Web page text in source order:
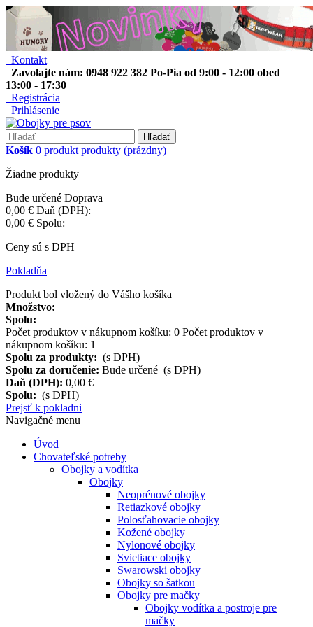
Kontakt
Zavolajte nám: 0948 922 382 Po-Pia od 9:00 - 12:00 obed
13:00 - 17:30
Registrácia
Prihlásenie
Hľadať
Košík 0 produkt produkty (prázdny)
Žiadne produkty
Bude určené Doprava
0,00 € Daň (DPH):
0,00 € Spolu:
Ceny sú s DPH
Pokladňa
Produkt bol vložený do Vášho košíka
Množstvo:
Spolu:
Počet produktov v nákupnom košíku: 0 Počet produktov v
nákupnom košíku: 1
Spolu za produkty: (s DPH)
Spolu za doručenie: Bude určené (s DPH)
Daň (DPH): 0,00 €
Spolu: (s DPH)
Prejsť k pokladni
Navigačné menu
Úvod
Chovateľské potreby
Obojky a vodítka
Obojky
Neoprénové obojky
Retiazkové obojky
Polosťahovacie obojky
Kožené obojky
Nylonové obojky
Svietiace obojky
Swarowski obojky
Obojky so šatkou
Obojky pre mačky
Obojky vodítka a postroje pre
mačky